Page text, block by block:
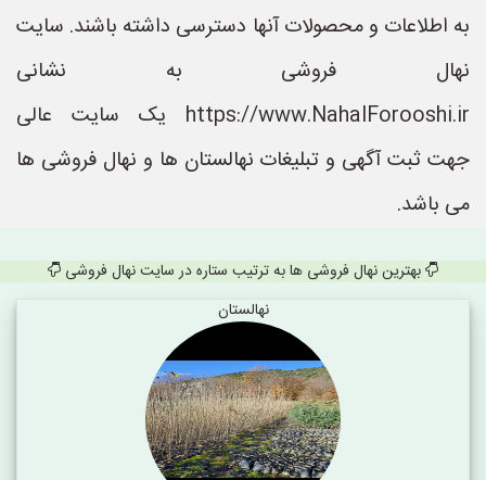
به اطلاعات و محصولات آنها دسترسی داشته باشند. سایت
نهال فروشی به نشانی
https://www.NahalForooshi.ir یک سایت عالی
جهت ثبت آگهی و تبلیغات نهالستان ها و نهال فروشی ها
می باشد.
بهترین نهال فروشی ها به ترتیب ستاره در سایت نهال فروشی
نهالستان